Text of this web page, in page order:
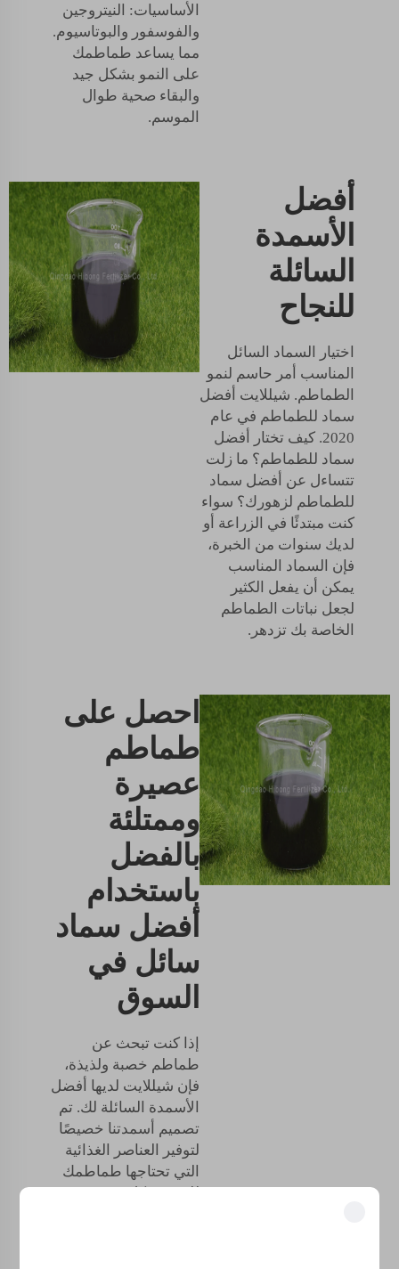
الأساسيات: النيتروجين
والفوسفور والبوتاسيوم.
مما يساعد طماطمك
على النمو بشكل جيد
والبقاء صحية طوال
الموسم.
أفضل
الأسمدة
السائلة
للنجاح
اختيار السماد السائل
المناسب أمر حاسم لنمو
الطماطم. شيللايت أفضل
سماد للطماطم في عام
2020. كيف تختار أفضل
سماد للطماطم؟ ما زلت
تتساءل عن أفضل سماد
للطماطم لزهورك؟ سواء
كنت مبتدئًا في الزراعة أو
لديك سنوات من الخبرة،
فإن السماد المناسب
يمكن أن يفعل الكثير
لجعل نباتات الطماطم
الخاصة بك تزدهر.
احصل على
طماطم
عصيرة
وممتلئة
بالفضل
باستخدام
أفضل سماد
سائل في
السوق
إذا كنت تبحث عن
طماطم خصبة ولذيذة،
فإن شيللايت لديها أفضل
الأسمدة السائلة لك. تم
تصميم أسمدتنا خصيصًا
لتوفير العناصر الغذائية
التي تحتاجها طماطمك
للنمو بشكل صحي، حتى